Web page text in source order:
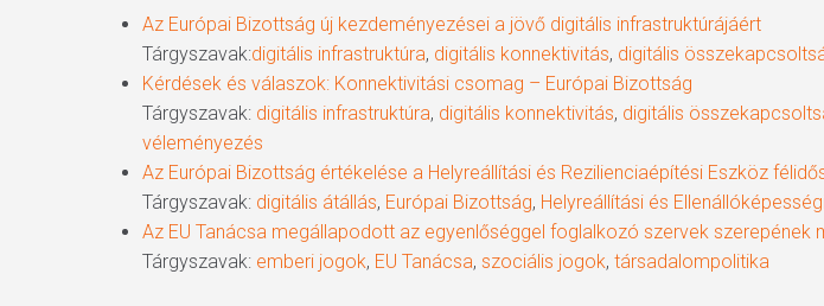
Az Európai Bizottság új kezdeményezései a jövő digitális infrastruktúrájáért
Tárgyszavak:digitális infrastruktúra, digitális konnektivitás, digitális
Kérdések és válaszok: Konnektivitási csomag – Európai Bizottság
Tárgyszavak: digitális infrastruktúra, digitális konnektivitás, digitális
véleményezés
Az Európai Bizottság értékelése a Helyreállítási és Rezilienciaépítési Eszköz
Tárgyszavak: digitális átállás, Európai Bizottság, Helyreállítási és
Az EU Tanácsa megállapodott az egyenlőséggel foglalkozó szervek szerepének
Tárgyszavak: emberi jogok, EU Tanácsa, szociális jogok, társadalompolitika